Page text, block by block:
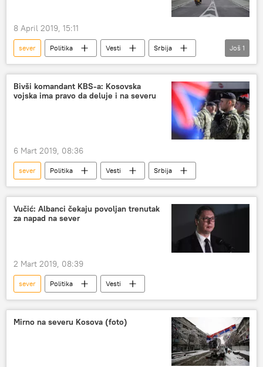
8 April 2019, 15:11
sever Politika Vesti
Srbija
izbori
Još 1
Bivši komandant KBS-a: Kosovska
vojska ima pravo da deluje i na severu
6 Mart 2019, 08:36
sever Politika Vesti Srbija
Vučić: Albanci čekaju povoljan trenutak
za napad na sever
2 Mart 2019, 08:39
sever Politika Vesti
Mirno na severu Kosova (foto)